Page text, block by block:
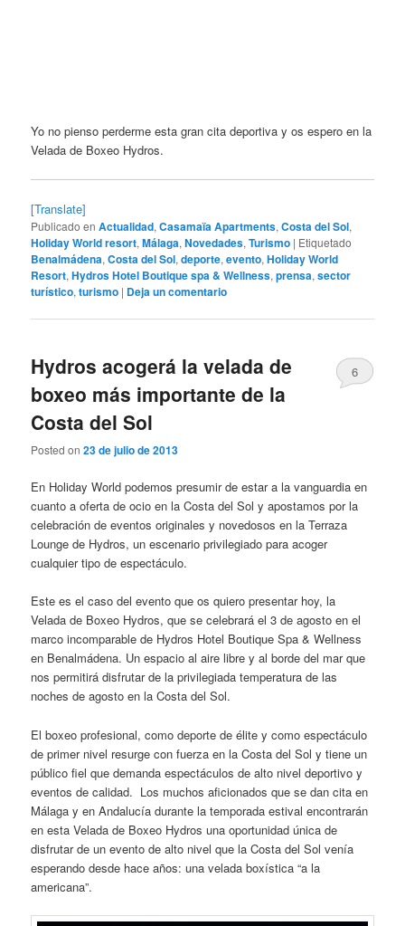
Yo no pienso perderme esta gran cita deportiva y os espero en la
Velada de Boxeo Hydros.
[Translate]
Publicado en Actualidad,Casamaïa Apartments,Costa del Sol,
Holiday World resort,Málaga,Novedades,Turismo | Etiquetado
Benalmádena,Costa del Sol,deporte,evento,Holiday World
Resort,Hydros Hotel Boutique spa & Wellness,prensa,sector
turístico,turismo | Deja un comentario
Hydros acogerá la velada de
boxeo más importante de la
Costa del Sol
Posted on23 de julio de 2013
6
En Holiday World podemos presumir de estar a la vanguardia en
cuanto a oferta de ocio en la Costa del Sol y apostamos por la
celebración de eventos originales y novedosos en la Terraza
Lounge de Hydros, un escenario privilegiado para acoger
cualquier tipo de espectáculo.
Este es el caso del evento que os quiero presentar hoy, la
Velada de Boxeo Hydros, que se celebrará el 3 de agosto en el
marco incomparable de Hydros Hotel Boutique Spa & Wellness
en Benalmádena. Un espacio al aire libre y al borde del mar que
nos permitirá disfrutar de la privilegiada temperatura de las
noches de agosto en la Costa del Sol.
El boxeo profesional, como deporte de élite y como espectáculo
de primer nivel resurge con fuerza en la Costa del Sol y tiene un
público fiel que demanda espectáculos de alto nivel deportivo y
eventos de calidad. Los muchos aficionados que se dan cita en
Málaga y en Andalucía durante la temporada estival encontrarán
en esta Velada de Boxeo Hydros una oportunidad única de
disfrutar de un evento de alto nivel que la Costa del Sol venía
esperando desde hace años: una velada boxística “a la
americana”.